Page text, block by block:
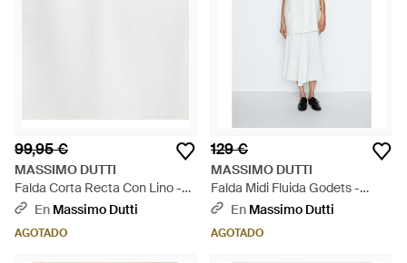
99,95 €
MASSIMO DUTTI
Falda Corta Recta Con Lino -
Blanco
En Massimo Dutti
AGOTADO
129 €
MASSIMO DUTTI
Falda Midi Fluida Godets -
Blanco
En Massimo Dutti
AGOTADO